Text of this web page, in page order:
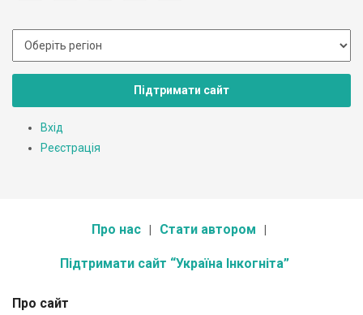
Підтримати сайт
Вхід
Реєстрація
Про нас Стати автором
Підтримати сайт “Україна Інкогніта”
Про сайт